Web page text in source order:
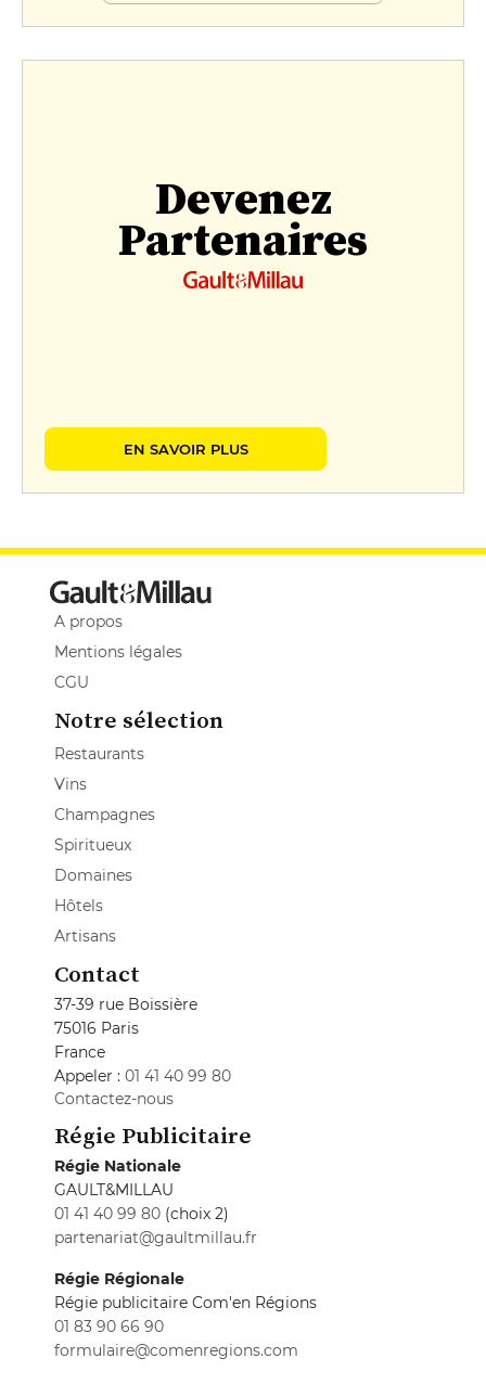
Devenez
Partenaires
EN SAVOIR PLUS
A propos
Mentions légales
CGU
Notre sélection
Restaurants
Vins
Champagnes
Spiritueux
Domaines
Hôtels
Artisans
Contact
37-39 rue Boissière
75016 Paris
France
Appeler : 01 41 40 99 80
Contactez-nous
Régie Publicitaire
Régie Nationale
GAULT&MILLAU
01 41 40 99 80 (choix 2)
partenariat@gaultmillau.fr
Régie Régionale
Régie publicitaire Com'en Régions
01 83 90 66 90
formulaire@comenregions.com